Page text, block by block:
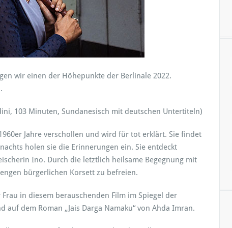
wir einen der Höhepunkte der Berlinale 2022.
103 Minuten, Sundanesisch mit deutschen Untertiteln)
Jahre verschollen und wird für tot erklärt. Sie findet
holen sie die Erinnerungen ein. Sie entdeckt
Ino. Durch die letztlich heilsame Begegnung mit
bürgerlichen Korsett zu befreien.
in diesem berauschenden Film im Spiegel der
dem Roman „Jais Darga Namaku“ von Ahda Imran.